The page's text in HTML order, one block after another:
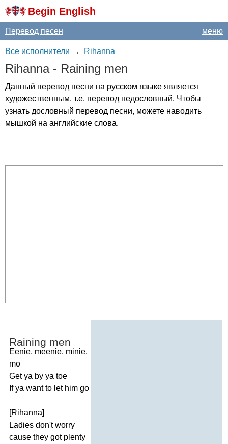
Begin English
меню
Перевод песен
Все исполнители → Rihanna
Rihanna- Raining men
Данный перевод песни на русском языке является
художественным, т.е. перевод недословный. Чтобы
узнать дословный перевод песни, можете наводить
мышкой на английские слова.
Raining men
Eenie, meenie, minie,
mo
Get ya by ya toe
If ya want to let him go
[Rihanna]
Ladies don't worry
cause they got plenty